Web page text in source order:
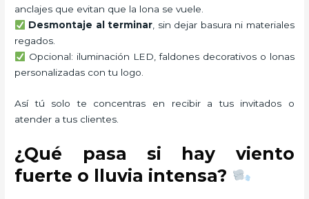
anclajes que evitan que la lona se vuele.
Desmontaje al terminar, sin dejar basura ni materiales
regados.
Opcional: iluminación LED, faldones decorativos o lonas
personalizadas con tu logo.
Así tú solo te concentras en recibir a tus invitados o
atender a tus clientes.
¿Qué pasa si hay viento
fuerte o lluvia intensa?